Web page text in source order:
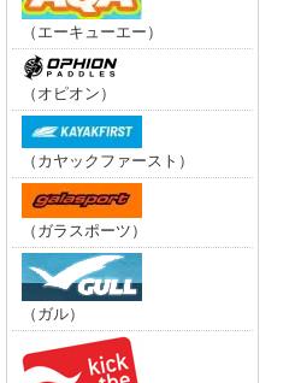
（エーキューエー）
（オピオン）
（カヤックファースト）
（ガラスポーツ）
（ガル）